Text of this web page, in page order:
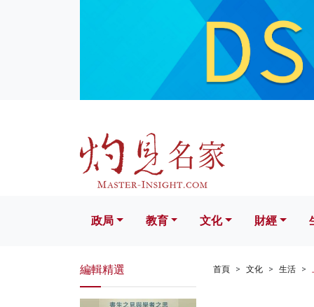
文化 財經 生活
政局 教育 文化 財經
首頁 文化 生活
編輯精選